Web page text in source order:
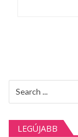
s
n
a
for:
LEGÚJABB